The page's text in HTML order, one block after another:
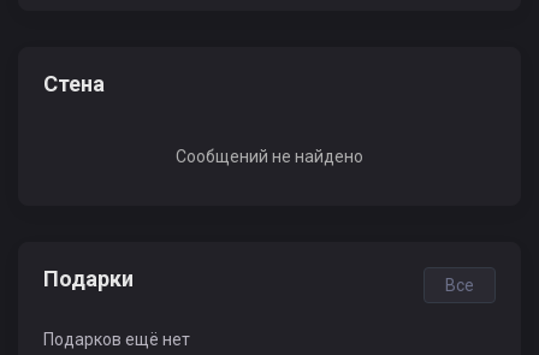
Стена
Сообщений не найдено
Подарки Все
Подарков ещё нет